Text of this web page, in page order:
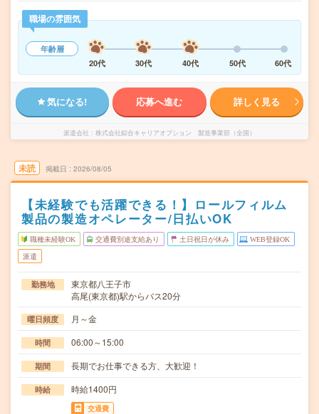
職場の雰囲気
年齢層
20代
30代 40代 50代 60代
気になる! 応募へ進む 詳しく見る
派遣会社 株式会社綜合キャリアオプション 製造事業部（全国）
未読 掲載日 2026/08/05
【未経験でも活躍できる！】ロールフィルム
製品の製造オペレーター/日払いOK
職種未経験OK 交通費別途支給あり 土日祝日が休み WEB登録OK
派遣
勤務地
東京都八王子市
高尾(東京都)駅からバス20分
曜日頻度 月～金
時間 06:00～15:00
期間 長期でお仕事できる方、大歓迎！
時給 時給1400円
交通費